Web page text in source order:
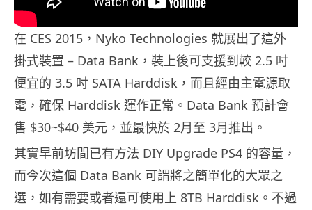
在 CES 2015，Nyko Technologies 就展出了這外
掛式裝置 – Data Bank，裝上後可支援到較 2.5 吋
便宜的 3.5 吋 SATA Harddisk，而且經由主電源取
電，確保 Harddisk 運作正常。Data Bank 預計會
售 $30~$40 美元，並最快於 2月至 3月推出。
其實早前坊間已有方法 DIY Upgrade PS4 的容量，
而今次這個 Data Bank 可謂將之簡單化的大眾之
選，如有需要或者還可使用上 8TB Harddisk。不過